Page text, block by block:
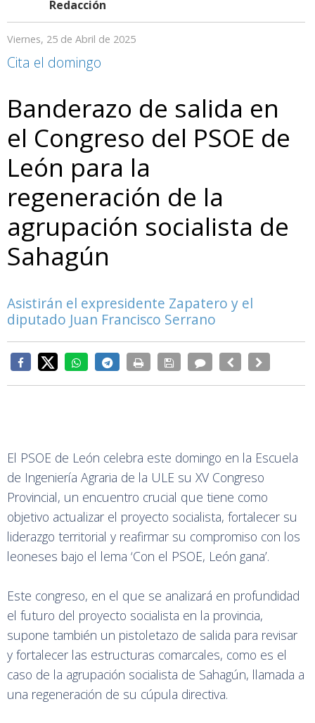
Redacción
Viernes, 25 de Abril de 2025
Cita el domingo
Banderazo de salida en
el Congreso del PSOE de
León para la
regeneración de la
agrupación socialista de
Sahagún
Asistirán el expresidente Zapatero y el
diputado Juan Francisco Serrano
El PSOE de León celebra este domingo en la Escuela
de Ingeniería Agraria de la ULE su XV Congreso
Provincial, un encuentro crucial que tiene como
objetivo actualizar el proyecto socialista, fortalecer su
liderazgo territorial y reafirmar su compromiso con los
leoneses bajo el lema ‘Con el PSOE, León gana’.
Este congreso, en el que se analizará en profundidad
el futuro del proyecto socialista en la provincia,
supone también un pistoletazo de salida para revisar
y fortalecer las estructuras comarcales, como es el
caso de la agrupación socialista de Sahagún, llamada a
una regeneración de su cúpula directiva.